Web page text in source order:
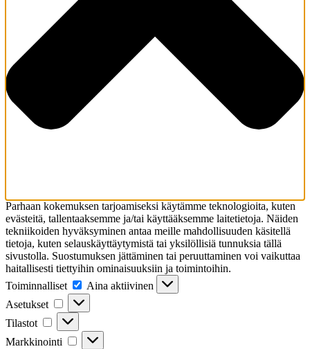
Parhaan kokemuksen tarjoamiseksi käytämme teknologioita, kuten
evästeitä, tallentaaksemme ja/tai käyttääksemme laitetietoja. Näiden
tekniikoiden hyväksyminen antaa meille mahdollisuuden käsitellä
tietoja, kuten selauskäyttäytymistä tai yksilöllisiä tunnuksia tällä
sivustolla. Suostumuksen jättäminen tai peruuttaminen voi vaikuttaa
haitallisesti tiettyihin ominaisuuksiin ja toimintoihin.
Toiminnalliset
Toiminnalliset
Aina aktiivinen
Asetukset
Asetukset
Tilastot Tilastot
Markkinointi Markkinointi